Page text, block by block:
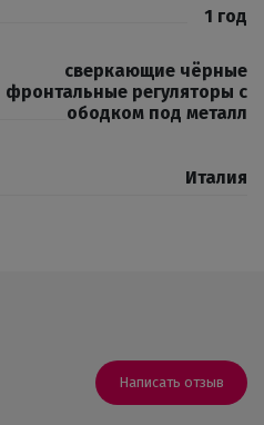
1 год
сверкающие чёрные
фронтальные регуляторы с
ободком под металл
Италия
Написать отзыв